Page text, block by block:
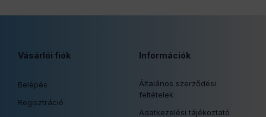
Vásárlói fiók
Belépés
Regisztráció
Információk
Általános szerződési
feltételek
Adatkezelési tájékoztató